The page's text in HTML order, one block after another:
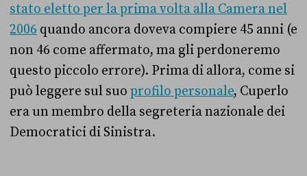
stato eletto per la prima volta alla Camera nel
2006 quando ancora doveva compiere 45 anni (e
non 46 come affermato, ma gli perdoneremo
questo piccolo errore). Prima di allora, come si
può leggere sul suo profilo personale, Cuperlo
era un membro della segreteria nazionale dei
Democratici di Sinistra.